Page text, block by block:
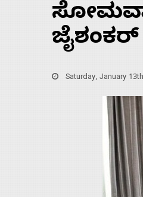
ಜೈಶಂಕರ್
Saturday, January